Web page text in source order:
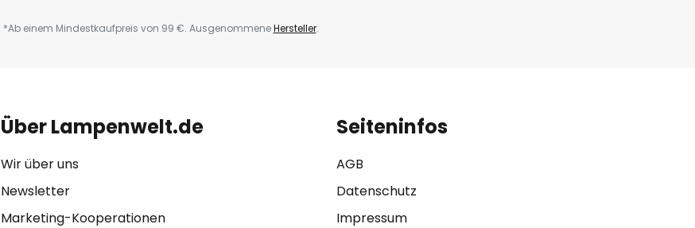
*Ab einem Mindestkaufpreis von 99 €. AusgenommeneHersteller.
Über Lampenwelt.de
Wir über uns
Newsletter
Marketing-Kooperationen
Seiteninfos
AGB
Datenschutz
Impressum